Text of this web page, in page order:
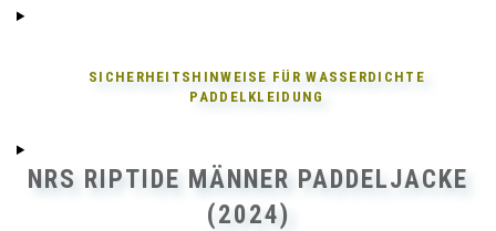
SICHERHEITSHINWEISE FÜRWASSERDICHTE
PADDELKLEIDUNG
NRS RIPTIDE MÄNNER PADDELJACKE
(2024)